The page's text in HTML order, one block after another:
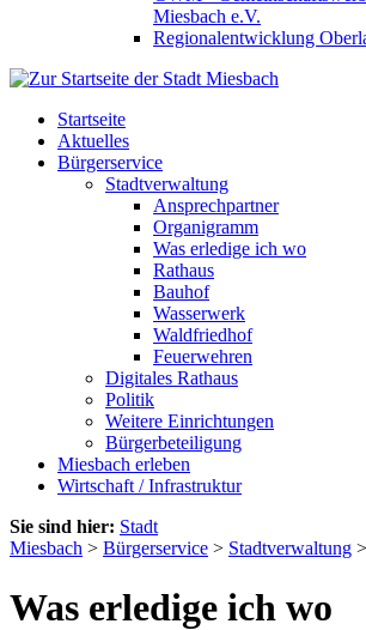
Miesbach e.V.
Regionalentwicklung
Startseite
Aktuelles
Bürgerservice
Stadtverwaltung
Ansprechpartner
Organigramm
Was erledige ich wo
Rathaus
Bauhof
Wasserwerk
Waldfriedhof
Feuerwehren
Digitales Rathaus
Politik
Weitere Einrichtungen
Bürgerbeteiligung
Miesbach erleben
Wirtschaft / Infrastruktur
Sie sind hier: Stadt
Miesbach > Bürgerservice > Stadtverwaltung >
Was erledige ich wo